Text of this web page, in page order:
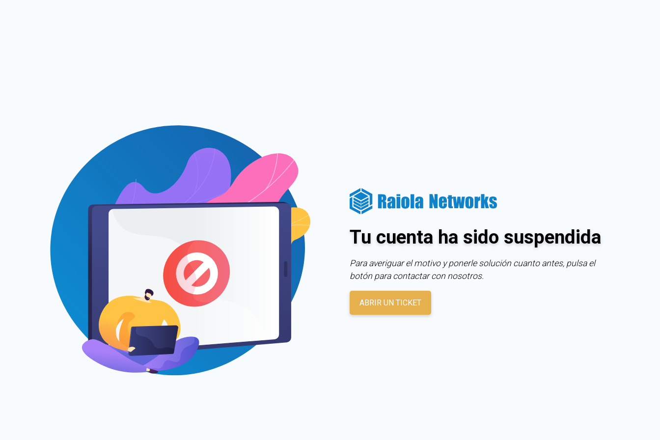
Tu cuenta ha sido suspendida
Para averiguar el motivo y ponerle solución cuanto antes, pulsa el
botón para contactar con nosotros.
ABRIR UN TICKET